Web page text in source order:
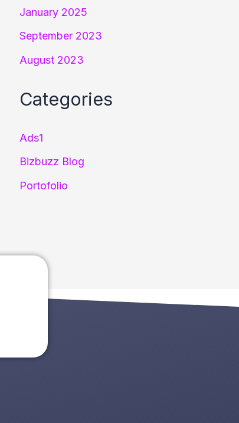
January 2025
September 2023
August 2023
Categories
Ads1
Bizbuzz Blog
Portofolio